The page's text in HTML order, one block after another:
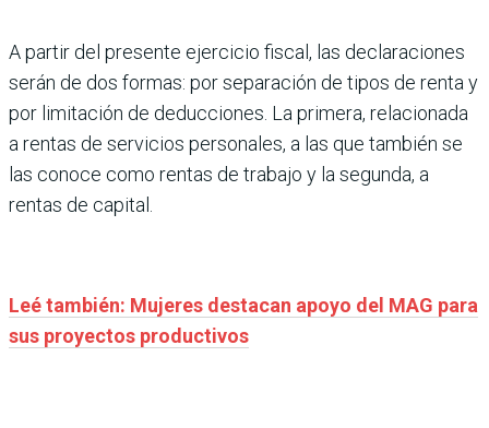
A partir del presente ejercicio fiscal, las declaraciones
serán de dos formas: por separación de tipos de renta y
por limitación de deducciones. La primera, relacionada
a rentas de servicios personales, a las que también se
las conoce como rentas de trabajo y la segunda, a
rentas de capital.
Leé también: Mujeres destacan apoyo del MAG para
sus proyectos productivos